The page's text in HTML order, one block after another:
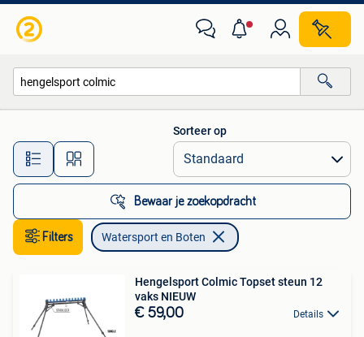
Alle afstanden…
Sorteer op
Bewaar je zoekopdracht
Filters Watersport en Boten
Hengelsport Colmic Topset steun 12
vaks NIEUW
€ 59,00 Details